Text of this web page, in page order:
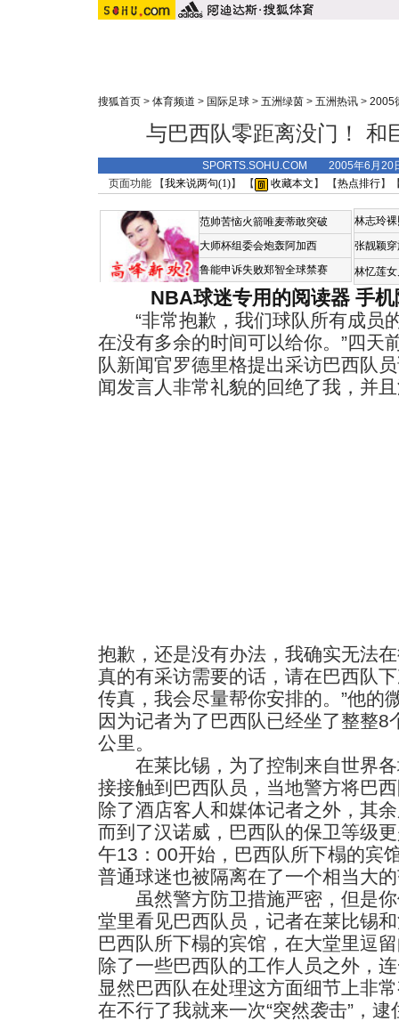
搜狐首页 > 体育频道 > 国际足球 > 五洲绿茵 > 五洲热讯 > 2005
与巴西队零距离没门！ 和
SPORTS.SOHU.COM 2005年6月20
页面功能 【我来说两句(1)】 【 收藏本文 】 【热点排行】
范帅苦恼火箭唯麦蒂敢突破
大师杯组委会炮轰阿加西
鲁能申诉失败郑智全球禁赛
林志玲
张靓颖
林忆莲
NBA球迷专用的阅读器 手
“非常抱歉，我们球队所有成员
在没有多余的时间可以给你。”四天
队新闻官罗德里格提出采访巴西队
闻发言人非常礼貌的回绝了我，并
抱歉，还是没有办法，我确实无法
真的有采访需要的话，请在巴西队
传真，我会尽量帮你安排的。”他的
因为记者为了巴西队已经坐了整整
公里。
在莱比锡，为了控制来自世界各
接接触到巴西队员，当地警方将巴
除了酒店客人和媒体记者之外，其
而到了汉诺威，巴西队的保卫等级
午13：00开始，巴西队所下榻的宾
普通球迷也被隔离在了一个相当大
虽然警方防卫措施严密，但是你
堂里看见巴西队员，记者在莱比锡
巴西队所下榻的宾馆，在大堂里逗
除了一些巴西队的工作人员之外，
显然巴西队在处理这方面细节上非
在不行了我就来一次“突然袭击”，